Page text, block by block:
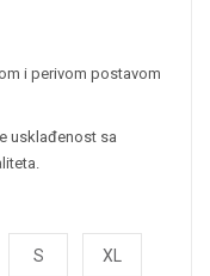
i perivom postavom
usklađenost sa
S XL